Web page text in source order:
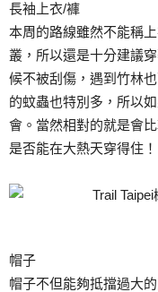
長袖上衣/褲
本周的路線雖然不能稱
叢，所以還是十分建議
候不被刮傷，遇到竹林
的蚊蟲也特別多，所以
會。當然相對的就是會
是否能在大熱天穿得住！
帽子
帽子不但能夠抵擋過大